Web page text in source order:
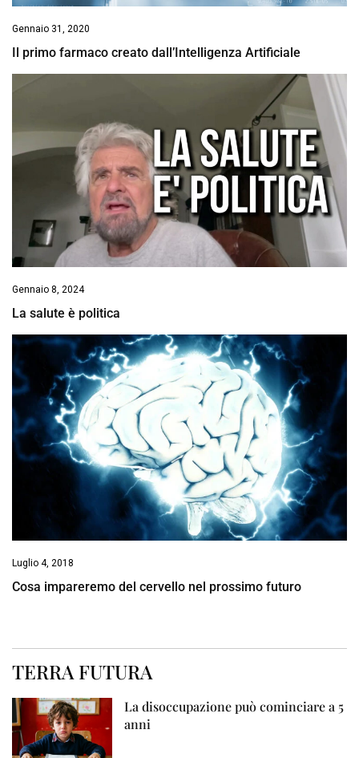
Gennaio 31, 2020
Il primo farmaco creato dall’Intelligenza Artificiale
Gennaio 8, 2024
La salute è politica
Luglio 4, 2018
Cosa impareremo del cervello nel prossimo futuro
TERRA FUTURA
La disoccupazione può cominciare a 5
anni